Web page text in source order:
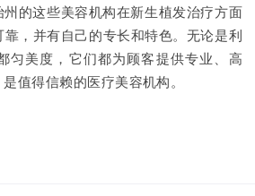
的这些美容机构在新生植发治疗方面
，并有自己的专长和特色。无论是利
匀美度，它们都为顾客提供专业、高
值得信赖的医疗美容机构。